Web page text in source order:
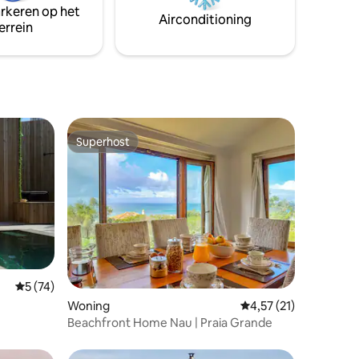
Airbnb-
🚷
op het
Airconditioning
Gemiddelde beoordeling van 5 op 5, 74 recensies
5 (74)
Superhost
Superhost
Woning Gemiddelde
4,57 (21)
Beachfront Home Nau | Praia Grande